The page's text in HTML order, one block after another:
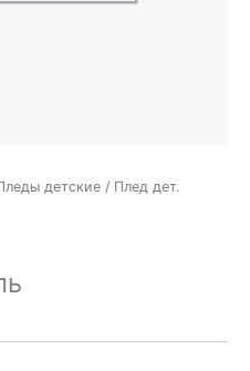
детские / Плед дет.